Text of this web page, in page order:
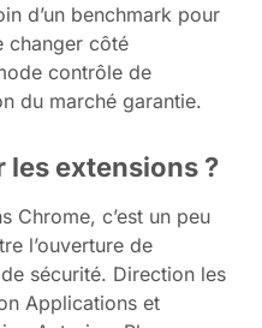
d’un benchmark pour
changer côté
contrôle de
du marché garantie.
les extensions ?
Chrome, c’est un peu
l’ouverture de
de sécurité. Direction les
Applications et